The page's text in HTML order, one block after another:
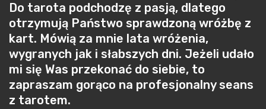
Do tarota podchodzę z pasją, dlatego
otrzymują Państwo sprawdzoną wróżbę z
kart. Mówią za mnie lata wróżenia,
wygranych jak i słabszych dni. Jeżeli udało
mi się Was przekonać do siebie, to
zapraszam gorąco na profesjonalny seans
z tarotem.